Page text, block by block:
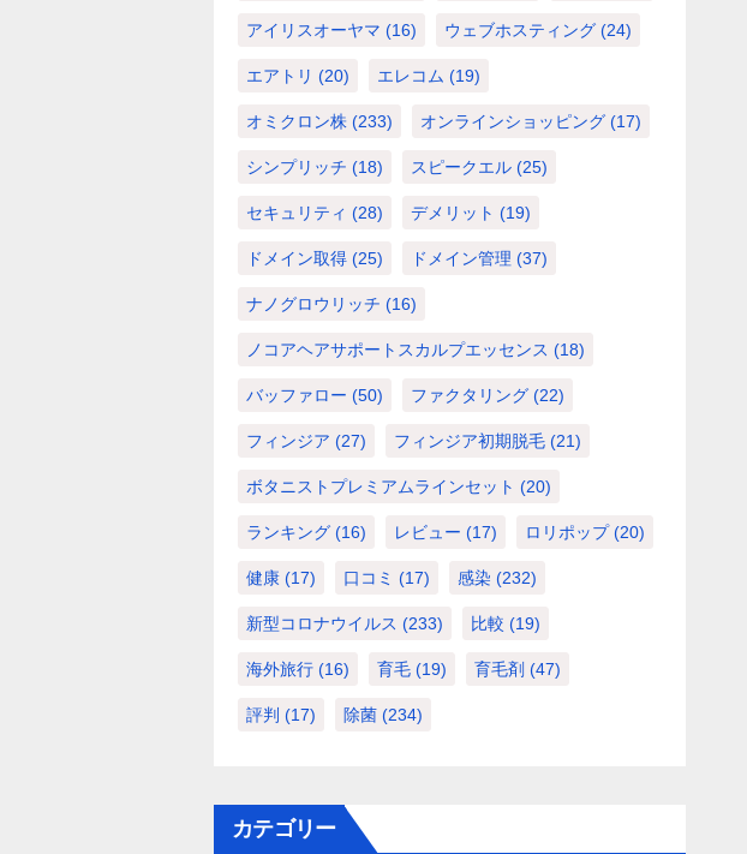
アイリスオーヤマ (16) ウェブホスティング (24)
エアトリ (20) エレコム (19)
オミクロン株 (233) オンラインショッピング (17)
シンプリッチ (18) スピークエル (25)
セキュリティ (28) デメリット (19)
ドメイン取得 (25) ドメイン管理 (37)
ナノグロウリッチ (16)
ノコアヘアサポートスカルプエッセンス (18)
バッファロー (50) ファクタリング (22)
フィンジア (27) フィンジア初期脱毛 (21)
ボタニストプレミアムラインセット (20)
ランキング (16) レビュー (17) ロリポップ(20)
健康 (17) 口コミ (17) 感染 (232)
新型コロナウイルス (233) 比較 (19)
海外旅行 (16) 育毛 (19) 育毛剤 (47)
評判 (17) 除菌 (234)
カテゴリー